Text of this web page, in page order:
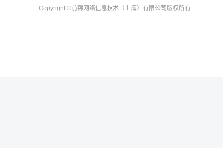
Copyright ©前锦网络信息技术（上海）有限公司 版权所有